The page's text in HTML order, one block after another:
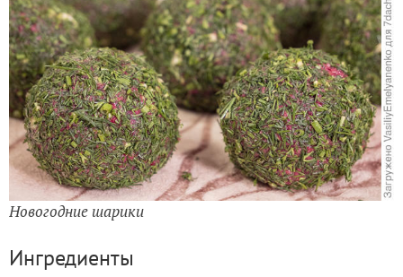
Тушенка из голяшки. Как приготовить много мяса для
Новогодние шарики
Ингредиенты